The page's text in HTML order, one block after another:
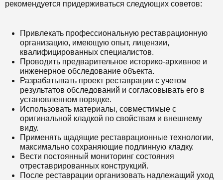
рекомендуется придерживаться следующих советов:
Привлекать профессиональную реставрационную
организацию, имеющую опыт, лицензии,
квалифицированных специалистов.
Проводить предварительное историко-архивное и
инженерное обследование объекта.
Разрабатывать проект реставрации с учетом
результатов обследований и согласовывать его в
установленном порядке.
Использовать материалы, совместимые с
оригинальной кладкой по свойствам и внешнему
виду.
Применять щадящие реставрационные технологии,
максимально сохраняющие подлинную кладку.
Вести постоянный мониторинг состояния
отреставрированных конструкций.
После реставрации организовать надлежащий уход